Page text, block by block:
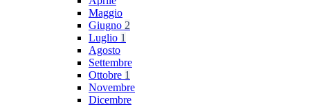
Maggio
Giugno 2
Luglio 1
Agosto
Settembre
Ottobre 1
Novembre
Dicembre